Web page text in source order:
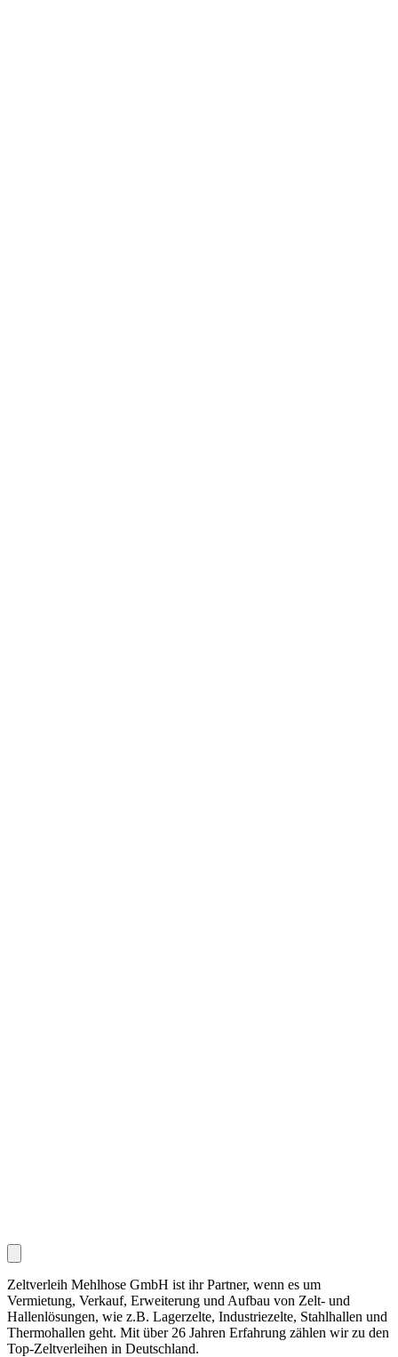
Zeltverleih Mehlhose GmbH ist ihr Partner, wenn es um
Vermietung, Verkauf, Erweiterung und Aufbau von Zelt- und
Hallenlösungen, wie z.B. Lagerzelte, Industriezelte, Stahlhallen und
Thermohallen geht. Mit über 26 Jahren Erfahrung zählen wir zu den
Top-Zeltverleihen in Deutschland.